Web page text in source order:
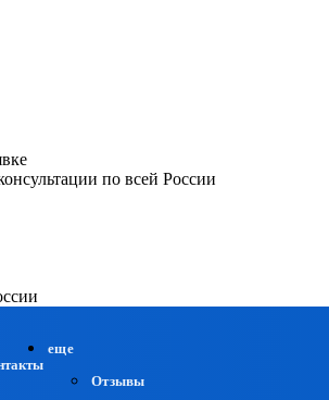
по всей России
еще
Отзывы